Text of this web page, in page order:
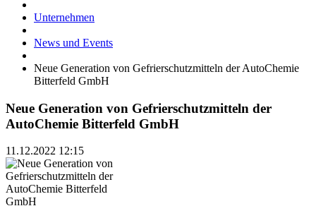
Unternehmen
News und Events
Neue Generation von Gefrierschutzmitteln der AutoChemie
Bitterfeld GmbH
Neue Generation von Gefrierschutzmitteln der
AutoChemie Bitterfeld GmbH
11.12.2022 12:15